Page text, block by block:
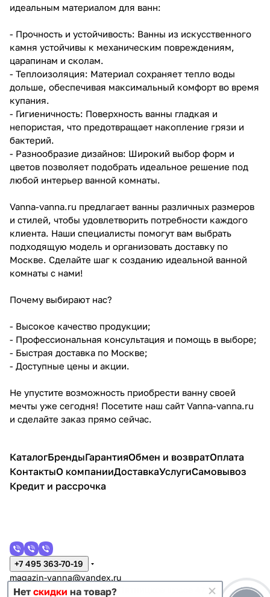
идеальным материалом для ванн:
- Прочность и устойчивость: Ванны из искусственного
камня устойчивы к механическим повреждениям,
царапинам и сколам.
- Теплоизоляция: Материал сохраняет тепло воды
дольше, обеспечивая максимальный комфорт во время
купания.
- Гигиеничность: Поверхность ванны гладкая и
непористая, что предотвращает накопление грязи и
бактерий.
- Разнообразие дизайнов: Широкий выбор форм и
цветов позволяет подобрать идеальное решение под
любой интерьер ванной комнаты.
Vanna-vanna.ru предлагает ванны различных размеров
и стилей, чтобы удовлетворить потребности каждого
клиента. Наши специалисты помогут вам выбрать
подходящую модель и организовать доставку по
Москве. Сделайте шаг к созданию идеальной ванной
комнаты с нами!
Почему выбирают нас?
- Высокое качество продукции;
- Профессиональная консультация и помощь в выборе;
- Быстрая доставка по Москве;
- Доступные цены и акции.
Не упустите возможность приобрести ванну своей
мечты уже сегодня! Посетите наш сайт Vanna-vanna.ru
и сделайте заказ прямо сейчас.
КаталогБрендыГарантияОбмен и возвратОплата
КонтактыО компанииДоставкаУслугиСамовывоз
Кредит и рассрочка
+7 495 363-70-19
magazin-vanna@yandex.ru
г. Москва, Митино, улица Пятницкое шоссе 47
Нет скидки на товар?